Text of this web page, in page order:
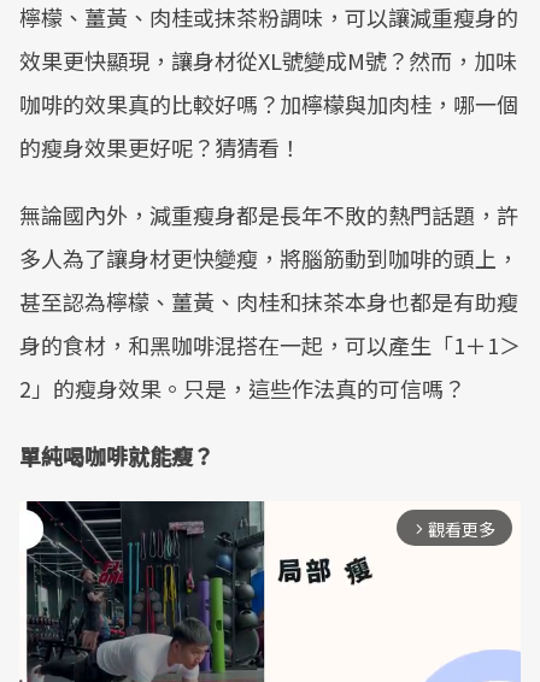
檸檬、薑黃、肉桂或抹茶粉調味，可以讓減重瘦身的
效果更快顯現，讓身材從XL號變成M號？然而，加味
咖啡的效果真的比較好嗎？加檸檬與加肉桂，哪一個
的瘦身效果更好呢？猜猜看！
無論國內外，減重瘦身都是長年不敗的熱門話題，許
多人為了讓身材更快變瘦，將腦筋動到咖啡的頭上，
甚至認為檸檬、薑黃、肉桂和抹茶本身也都是有助瘦
身的食材，和黑咖啡混搭在一起，可以產生「1＋1＞
2」的瘦身效果。只是，這些作法真的可信嗎？
單純喝咖啡就能瘦？
arrow_forward_ios 觀看更多